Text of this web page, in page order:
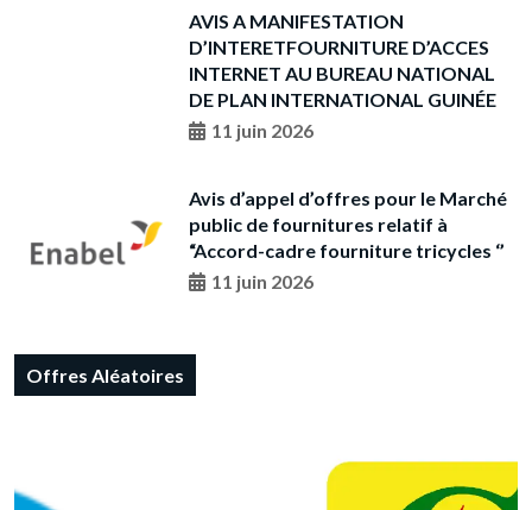
AVIS A MANIFESTATION
D’INTERETFOURNITURE D’ACCES
INTERNET AU BUREAU NATIONAL
DE PLAN INTERNATIONAL GUINÉE
11 juin 2026
Avis d’appel d’offres pour le Marché
public de fournitures relatif à
“Accord-cadre fourniture tricycles ‘’
11 juin 2026
Offres Aléatoires